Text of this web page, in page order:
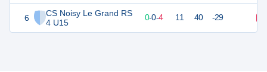
6
CS Noisy Le Grand RS
4 U15
0 4 0-0-4 11 40 -29